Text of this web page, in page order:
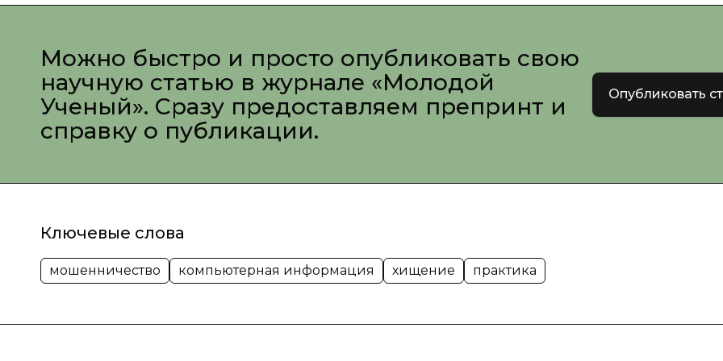
Можно быстро и просто опубликовать свою
научную статью в журнале «Молодой
Ученый». Сразу предоставляем препринт и
справку о публикации.
Опубликовать
Ключевые слова
мошенничество компьютерная информация хищение практика